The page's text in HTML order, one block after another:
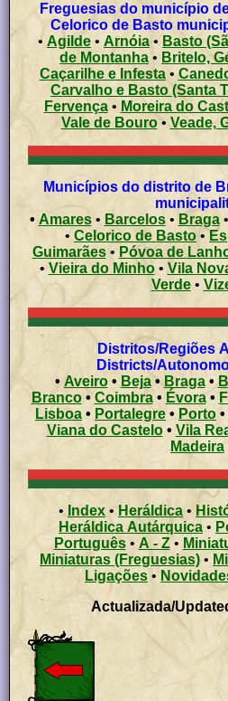
Freguesias do município
Celorico de Basto
• Agilde • Arnóia • Basto
de Montanha • Britelo,
Caçarilhe e Infesta•
Carvalho e Basto (Santa
Fervença• Moreira do
Vale de Bouro• Veade,
Municípios do distrito de
• Amares• Barcelos• Braga•
•
Celorico de Basto •
Guimarães• Póvoa de
•Vieira do Minho• Vila
Verde•
Distritos/Regiões Autónomas -
Districts/
• Aveiro• Beja• Braga•
Branco•Coimbra• Évora•
Lisboa • Portalegre • Porto •
Viana do Castelo• Vila
Madeira
• Index •Heráldica •
Heráldica Autárquica •
Português• A - Z•
Miniaturas (Freguesias) •
Ligações •
Actualizada/